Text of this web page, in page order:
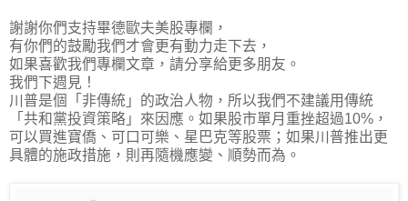
謝謝你們支持畢德歐夫美股專欄，
有你們的鼓勵我們才會更有動力走下去，
如果喜歡我們專欄文章，請分享給更多朋友。
我們下週見！
川普是個「非傳統」的政治人物，所以我們不建議用傳統
「共和黨投資策略」來因應。如果股市單月重挫超過10%，
可以買進寶僑、可口可樂、星巴克等股票；如果川普推出更
具體的施政措施，則再隨機應變、順勢而為。